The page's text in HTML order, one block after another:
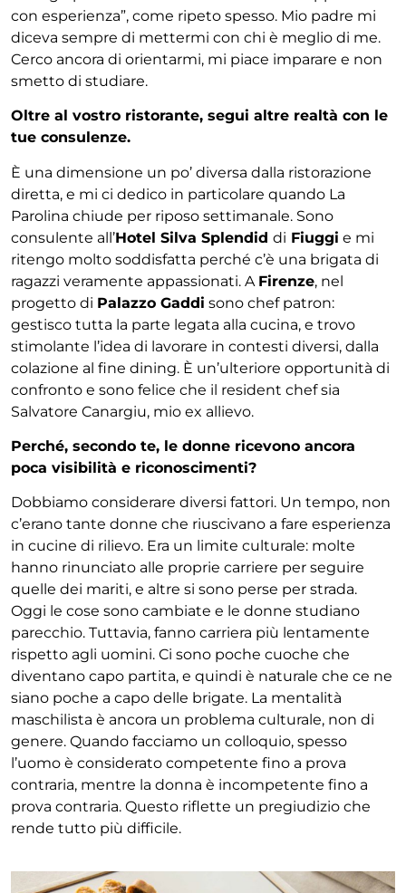
con esperienza”, come ripeto spesso. Mio padre mi
diceva sempre di mettermi con chi è meglio di me.
Cerco ancora di orientarmi, mi piace imparare e non
smetto di studiare.
Oltre al vostro ristorante, segui altre realtà con le
tue consulenze.
È una dimensione un po’ diversa dalla ristorazione
diretta, e mi ci dedico in particolare quando La
Parolina chiude per riposo settimanale. Sono
consulente all’Hotel Silva Splendid di Fiuggi e mi
ritengo molto soddisfatta perché c’è una brigata di
ragazzi veramente appassionati. A Firenze, nel
progetto di Palazzo Gaddi sono chef patron:
gestisco tutta la parte legata alla cucina, e trovo
stimolante l’idea di lavorare in contesti diversi, dalla
colazione al fine dining. È un’ulteriore opportunità di
confronto e sono felice che il resident chef sia
Salvatore Canargiu, mio ex allievo.
Perché, secondo te, le donne ricevono ancora
poca visibilità e riconoscimenti?
Dobbiamo considerare diversi fattori. Un tempo, non
c’erano tante donne che riuscivano a fare esperienza
in cucine di rilievo. Era un limite culturale: molte
hanno rinunciato alle proprie carriere per seguire
quelle dei mariti, e altre si sono perse per strada.
Oggi le cose sono cambiate e le donne studiano
parecchio. Tuttavia, fanno carriera più lentamente
rispetto agli uomini. Ci sono poche cuoche che
diventano capo partita, e quindi è naturale che ce ne
siano poche a capo delle brigate. La mentalità
maschilista è ancora un problema culturale, non di
genere. Quando facciamo un colloquio, spesso
l’uomo è considerato competente fino a prova
contraria, mentre la donna è incompetente fino a
prova contraria. Questo riflette un pregiudizio che
rende tutto più difficile.